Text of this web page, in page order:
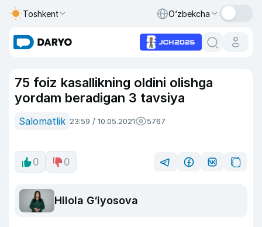
Toshkent O‘zbekcha
75 foiz kasallikning oldini olishga
yordam beradigan 3 tavsiya
Salomatlik 23:59 / 10.05.2021 5767
0 0
Hilola G‘iyosova